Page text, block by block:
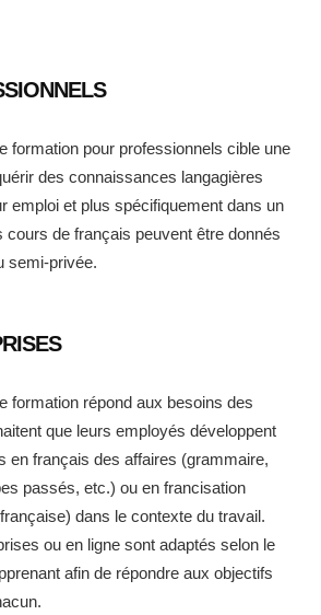
formation pour professionnels cible une
des connaissances langagières
emploi et plus spécifiquement dans un
cours de français peuvent être donnés
semi-privée.
formation répond aux besoins des
que leurs employés développent
en français des affaires (grammaire,
passés, etc.) ou en francisation
dans le contexte du travail.
ou en ligne sont adaptés selon le
afin de répondre aux objectifs